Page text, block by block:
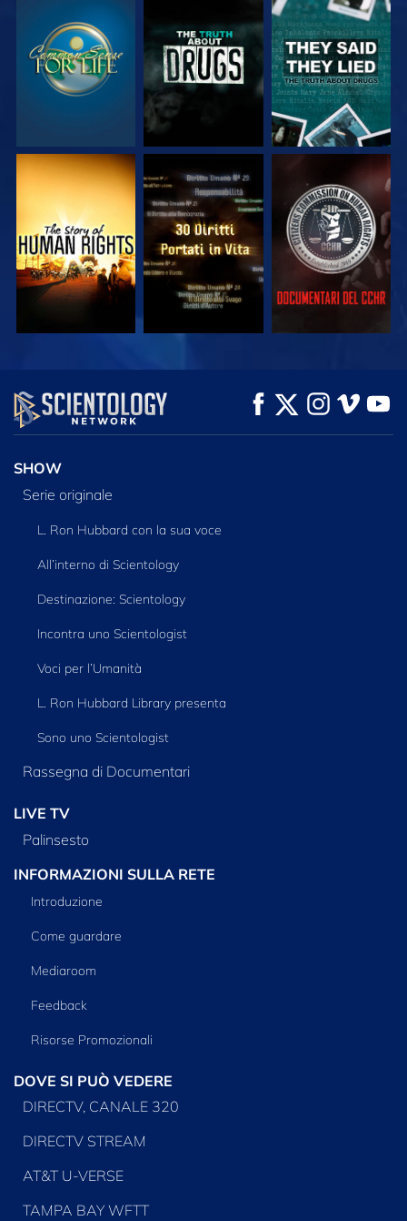
GUARDA GUARDA GUARDA
GUARDA GUARDA GUARDA
GUARDA
ESPLORA LE
SERIE
SHOW
Serie originale
L. Ron Hubbard con la sua voce
All’interno di Scientology
Destinazione: Scientology
Incontra uno Scientologist
Voci per l’Umanità
L. Ron Hubbard Library presenta
Sono uno Scientologist
Rassegna di Documentari
LIVE TV
Palinsesto
INFORMAZIONI SULLA RETE
Introduzione
Come guardare
Mediaroom
Feedback
Risorse Promozionali
DOVE SI PUÒ VEDERE
DIRECTV, CANALE 320
DIRECTV STREAM
AT&T U-VERSE
TAMPA BAY WFTT